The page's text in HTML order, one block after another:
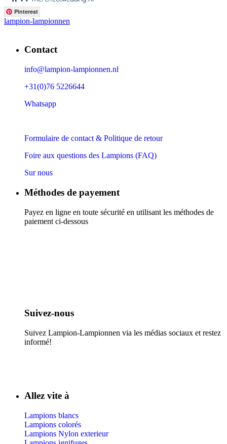
Pinterest
lampion-lampionnen
Contact
info@lampion-lampionnen.nl
+31(0)76 5226644
Whatsapp
Formulaire de contact & Politique de retour
Foire aux questions des Lampions (FAQ)
Sur nous
Méthodes de payement
Payez en ligne en toute sécurité en utilisant les méthodes de
paiement ci-dessous
Suivez-nous​
Suivez Lampion-Lampionnen via les médias sociaux et restez
informé!
Allez vite à
Lampions blancs
Lampions colorés
Lampions Nylon exterieur